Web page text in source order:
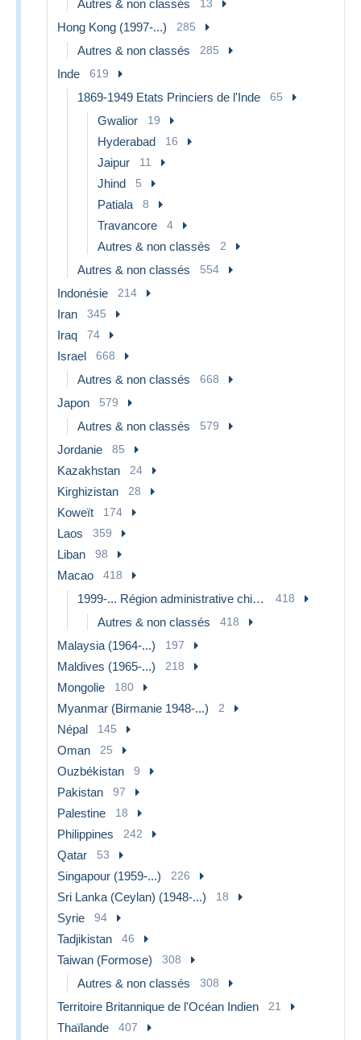
Autres & non classés 13
Hong Kong (1997-...) 285
Autres & non classés 285
Inde 619
1869-1949 Etats Princiers de l'Inde 65
Gwalior 19
Hyderabad 16
Jaipur 11
Jhind 5
Patiala 8
Travancore 4
Autres & non classés 2
Autres & non classés 554
Indonésie 214
Iran 345
Iraq 74
Israel 668
Autres & non classés 668
Japon 579
Autres & non classés 579
Jordanie 85
Kazakhstan 24
Kirghizistan 28
Koweït 174
Laos 359
Liban 98
Macao 418
1999-... Région administrative chinoise 418
Autres & non classés 418
Malaysia (1964-...) 197
Maldives (1965-...) 218
Mongolie 180
Myanmar (Birmanie 1948-...) 2
Népal 145
Oman 25
Ouzbékistan 9
Pakistan 97
Palestine 18
Philippines 242
Qatar 53
Singapour (1959-...) 226
Sri Lanka (Ceylan) (1948-...) 18
Syrie 94
Tadjikistan 46
Taiwan (Formose) 308
Autres & non classés 308
Territoire Britannique de l'Océan Indien 21
Thaïlande 407